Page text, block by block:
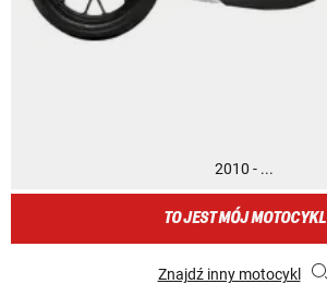
2010 - ...
TO JEST MÓJ MOTOCYKL
Znajdź inny motocykl